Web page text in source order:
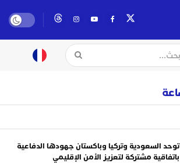
توحد السعودية وتركيا وباكستان جهودها الدفاعية
باتفاقية مشتركة لتعزيز الأمن الإقليمي